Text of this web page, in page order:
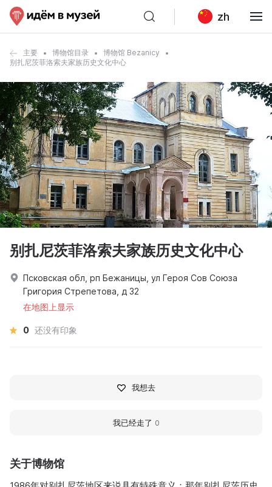
zh
主要 博物馆目录
博物馆 Bezanicy
别扎尼茨菲洛索夫家族历史文化中心
关于博物馆
别扎尼茨菲洛索夫家族历史文化中心
Псковская обл, рп Бежаницы, ул Героя Сов Союза
Григория Стрепетова, д 32
在地图上显示
0 还没有印象
我想去
我已经走了 0